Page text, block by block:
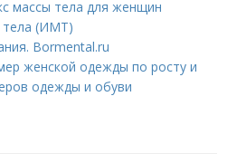
массы тела для женщин
тела (ИМТ)
Bormental.ru
женской одежды по росту и
одежды и обуви